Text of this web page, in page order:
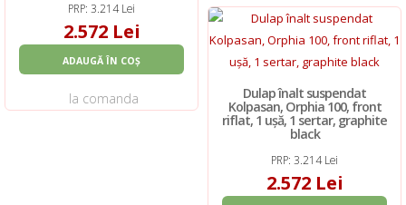
PRP: 3.214 Lei
2.572 Lei
ADAUGĂ ÎN COȘ
la comanda Dulap înalt suspendat
Kolpasan, Orphia 100, front
riflat, 1 ușă, 1 sertar, graphite
black
PRP: 3.214 Lei
2.572 Lei